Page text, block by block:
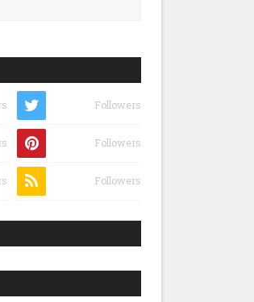
Followers
Followers
Followers